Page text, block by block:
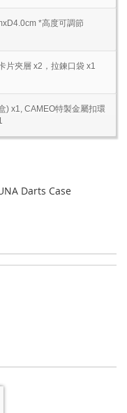
*高度可調節
片夾層 x2，拉鍊口袋 x1
) x1, CAMEO特製金屬扣環
Darts Case